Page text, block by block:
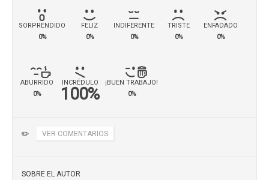
SORPRENDIDO
0%
FELIZ
0%
INDIFERENTE
0%
TRISTE
0%
ENFADADO
0%
ABURRIDO
0%
INCRÉDULO
100%
¡BUEN TRABAJO!
0%
✏️ VER COMENTARIOS
SOBRE EL AUTOR